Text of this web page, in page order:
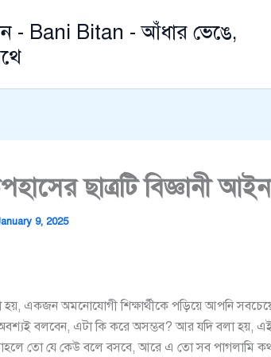
- Bani Bitan - আঁধার ভেঙে,
ছাত্রটি বিজ্ঞানী
9, 2025
হয়, একজন অমনোযোগী শিক্ষার্থীকে পড়িয়ে আপনি
বলবেন, এটা কি করে অসম্ভব? আর যদি বলা হয়, এই
তো যে কেউ বলে বসবে, আরে এ তো সব পাগলামি